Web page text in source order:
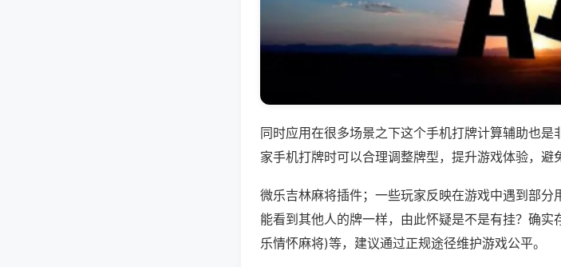
同时应用在很多场景之下这个手机打牌计算辅助也
家手机打牌时可以合理调整牌型，提升游戏体验，避
微乐吉林麻将插件；一些玩家反映在游戏中遇到部
能看到其他人的牌一样，由此怀疑是不是有挂？确
乐情怀麻将)等，建议通过正规途径维护游戏公平。